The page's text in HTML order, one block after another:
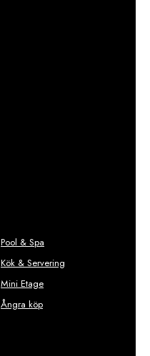
Pool & Spa
Kök & Servering
Mini Etage
Ångra köp